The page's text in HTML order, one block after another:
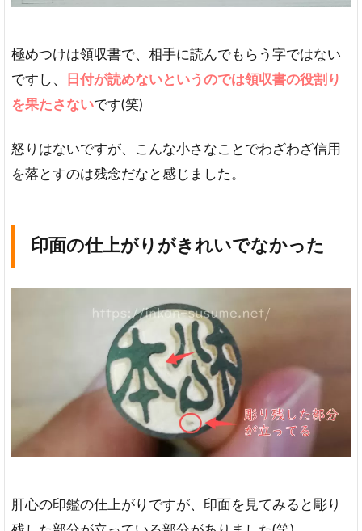
極めつけは領収書で、相手に読んでもらう字ではない
ですし、
日付が読めないというのでは領収書の役割り
を果たさないです(笑)
怒りはないですが、こんな小さなことでわざわざ信用
を落とすのは残念だなと感じました。
印面の仕上がりがきれいでなかった
肝心の印鑑の仕上がりですが、印面を見てみると彫り